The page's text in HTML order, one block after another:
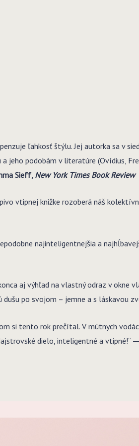
ľahkosť štýlu. Jej autorka sa v
jeho podobám v literatúre (Ovídius,
Sieff, New York Times Book Review
vtipnej knižke rozoberá náš
najinteligentnejšia a
aj výhľad na vlastný odraz v okne
po svojom – jemne a s láskavou
si tento rok prečítal. V mútnych
dielo, inteligentné a vtipné!“